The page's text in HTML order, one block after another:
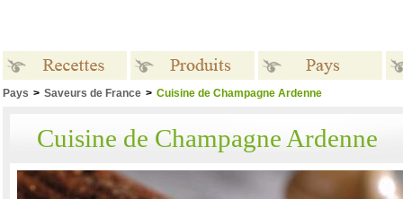
Pays > Saveurs de France > Cuisine de Champagne Ardenne
Cuisine de Champagne Ardenne